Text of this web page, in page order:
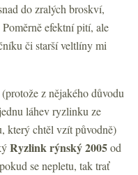
do zralých broskví,
efektní pití, ale
či starší veltlíny mi
z nějakého důvodu
láhev ryzlinku ze
který chtěl vzít původně)
Ryzlink rýnský 2005od
se nepletu, tak trať